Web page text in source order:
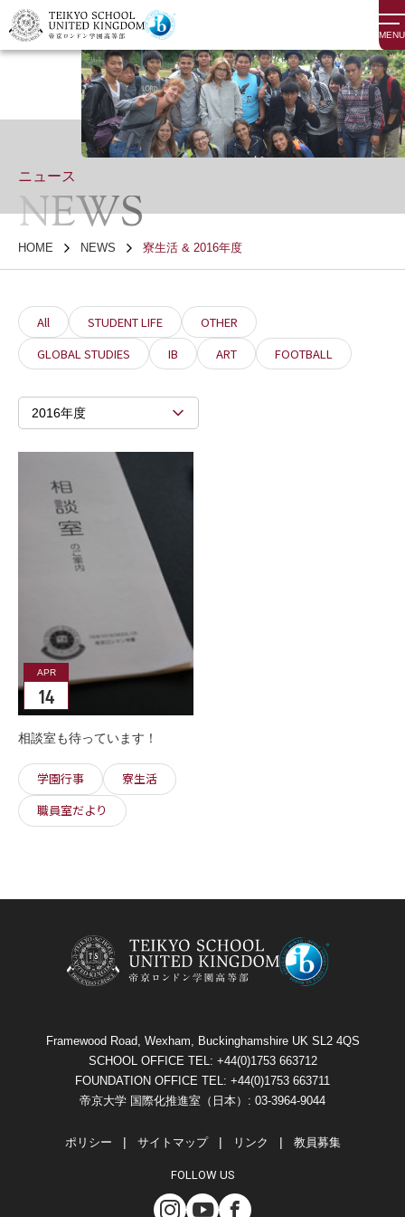
MENU
ニュース
NEWS
HOME NEWS 寮生活 & 2016年度
All STUDENT LIFE
OTHER
GLOBAL STUDIES
IB ART FOOTBALL
2016年度
APR
14
相談室も待っています！
学園行事
寮生活
職員室だより
Framewood Road, Wexham, Buckinghamshire UK SL2 4QS
SCHOOL OFFICE TEL: +44(0)1753 663712
FOUNDATION OFFICE TEL: +44(0)1753 663711
帝京大学 国際化推進室（日本）: 03-3964-9044
ポリシー サイトマップ リンク 教員募集
FOLLOW US